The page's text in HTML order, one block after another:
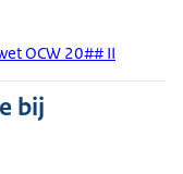
OCW 20## II
bij